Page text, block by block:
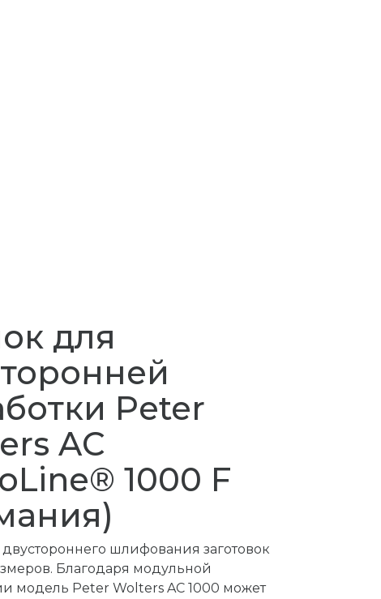
для
Peter
AC
1000 F
шлифования заготовок
Благодаря модульной
модель Peter Wolters AC 1000 может